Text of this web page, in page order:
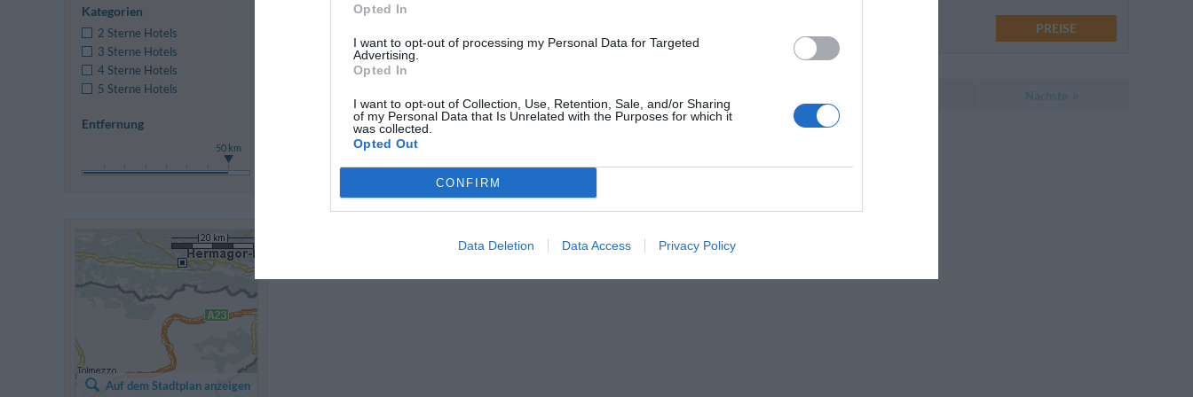
Opted In
I want to opt-out of processing my Personal Data for Targeted
Advertising.
Opted In
I want to opt-out of Collection, Use, Retention, Sale, and/or Sharing
of my Personal Data that Is Unrelated with the Purposes for which it
was collected.
Opted Out
CONFIRM
Data Deletion Data Access Privacy Policy
PREISE
Kategorien
2 Sterne Hotels
3 Sterne Hotels
4 Sterne Hotels
5 Sterne Hotels
Entfernung
50 km
Auf dem Stadtplan anzeigen